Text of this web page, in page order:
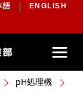
語 ENGLISH
pH処理機